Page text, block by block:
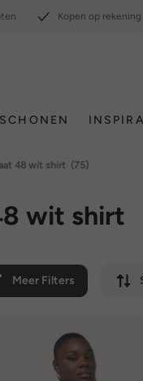
Kopen op rekening
SCHONEN
48 wit shirt (75)
wit shirt
Meer Filters